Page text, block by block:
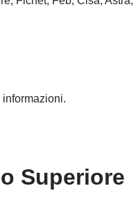
Superiore